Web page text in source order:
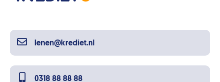
lenen@krediet.nl
0318 88 88 88